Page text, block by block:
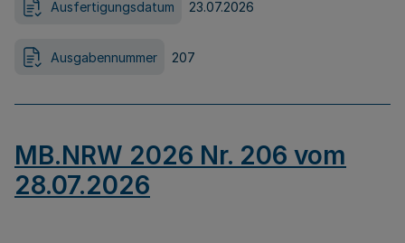
Ausfertigungsdatum 23.07.2026
Ausgabennummer 207
MB.NRW 2026 Nr. 206 vom
28.07.2026